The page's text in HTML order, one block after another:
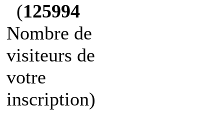
(125994
Nombre de
visiteurs de
votre
inscription)